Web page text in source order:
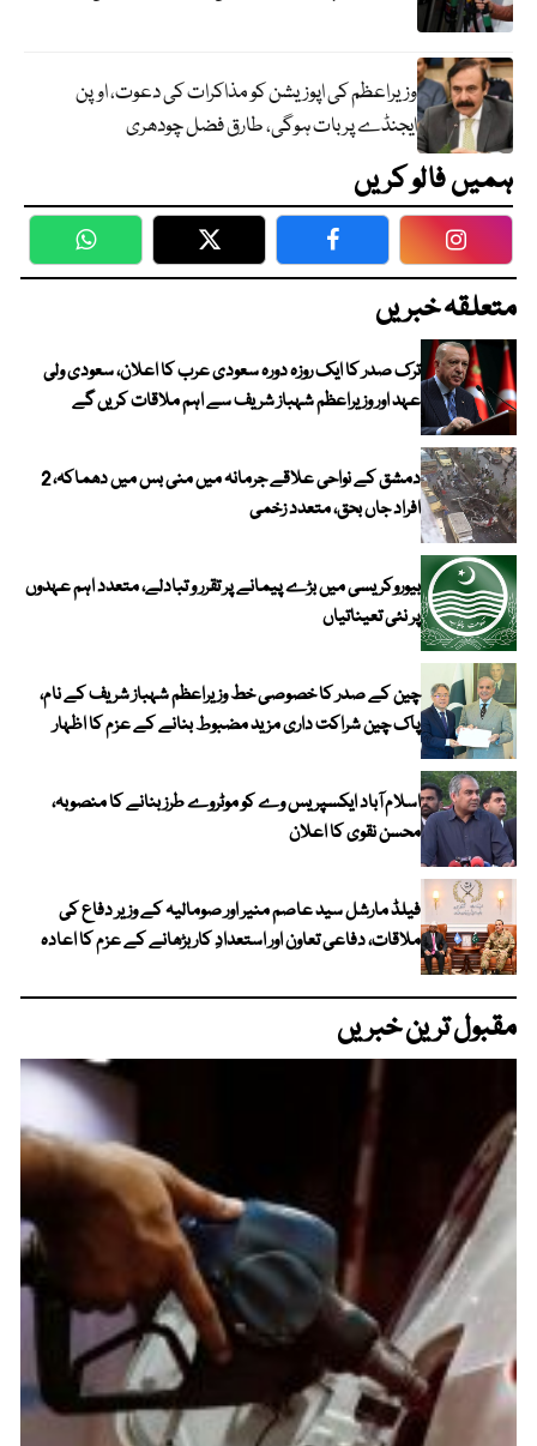
وزیراعظم کی اپوزیشن کو مذاکرات کی دعوت، اوپن
ایجنڈے پر بات ہوگی، طارق فضل چودھری
ہمیں فالو کریں
WhatsApp Twitter Facebook
متعلقہ خبریں
ترک صدر کا ایک روزہ دورہ سعودی عرب کا اعلان، سعودی ولی
عہد اور وزیراعظم شہباز شریف سے اہم ملاقات کریں گے
دمشق کے نواحی علاقے جرمانہ میں منی بس میں دھماکہ، 2
افراد جاں بحق، متعدد زخمی
بیوروکریسی میں بڑے پیمانے پر تقرر و تبادلے، متعدد اہم عہدوں
پر نئی تعیناتیاں
چین کے صدر کا خصوصی خط وزیراعظم شہباز شریف کے نام،
پاک چین شراکت داری مزید مضبوط بنانے کے عزم کا اظہار
اسلام آباد ایکسپریس وے کو موٹروے طرز بنانے کا منصوبہ،
محسن نقوی کا اعلان
فیلڈ مارشل سید عاصم منیر اور صومالیہ کے وزیر دفاع کی
ملاقات، دفاعی تعاون اور استعدادِ کار بڑھانے کے عزم کا اعادہ
مقبول ترین خبریں